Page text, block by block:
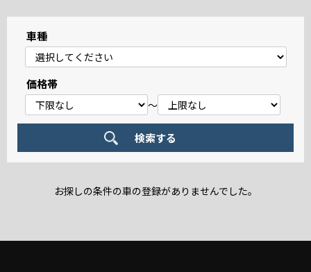
車種
価格帯
～
お探しの条件の車の登録がありませんでした。